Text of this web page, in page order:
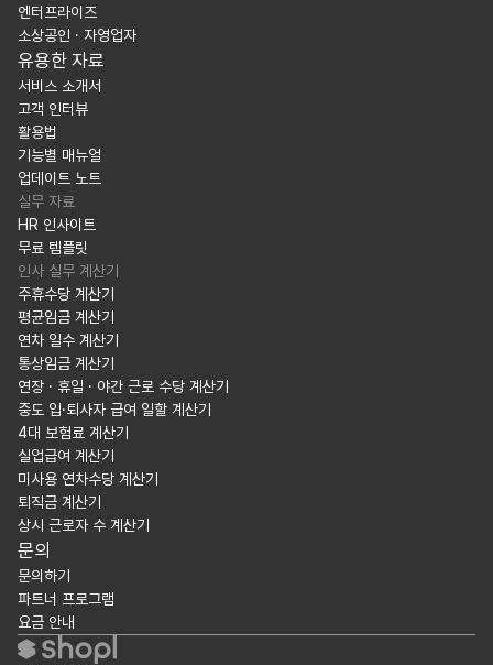
엔터프라이즈
소상공인 · 자영업자
유용한 자료
서비스 소개서
고객 인터뷰
활용법
기능별 매뉴얼
업데이트 노트
실무 자료
HR 인사이트
무료 템플릿
인사 실무 계산기
주휴수당 계산기
평균임금 계산기
연차 일수 계산기
통상임금 계산기
연장 · 휴일 · 야간 근로 수당 계산기
중도 입·퇴사자 급여 일할 계산기
4대 보험료 계산기
실업급여 계산기
미사용 연차수당 계산기
퇴직금 계산기
상시 근로자 수 계산기
문의
문의하기
파트너 프로그램
요금 안내